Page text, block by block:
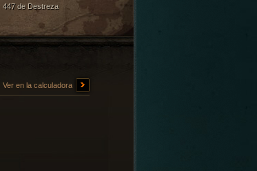
447 de Destreza
Ver en la calculadora